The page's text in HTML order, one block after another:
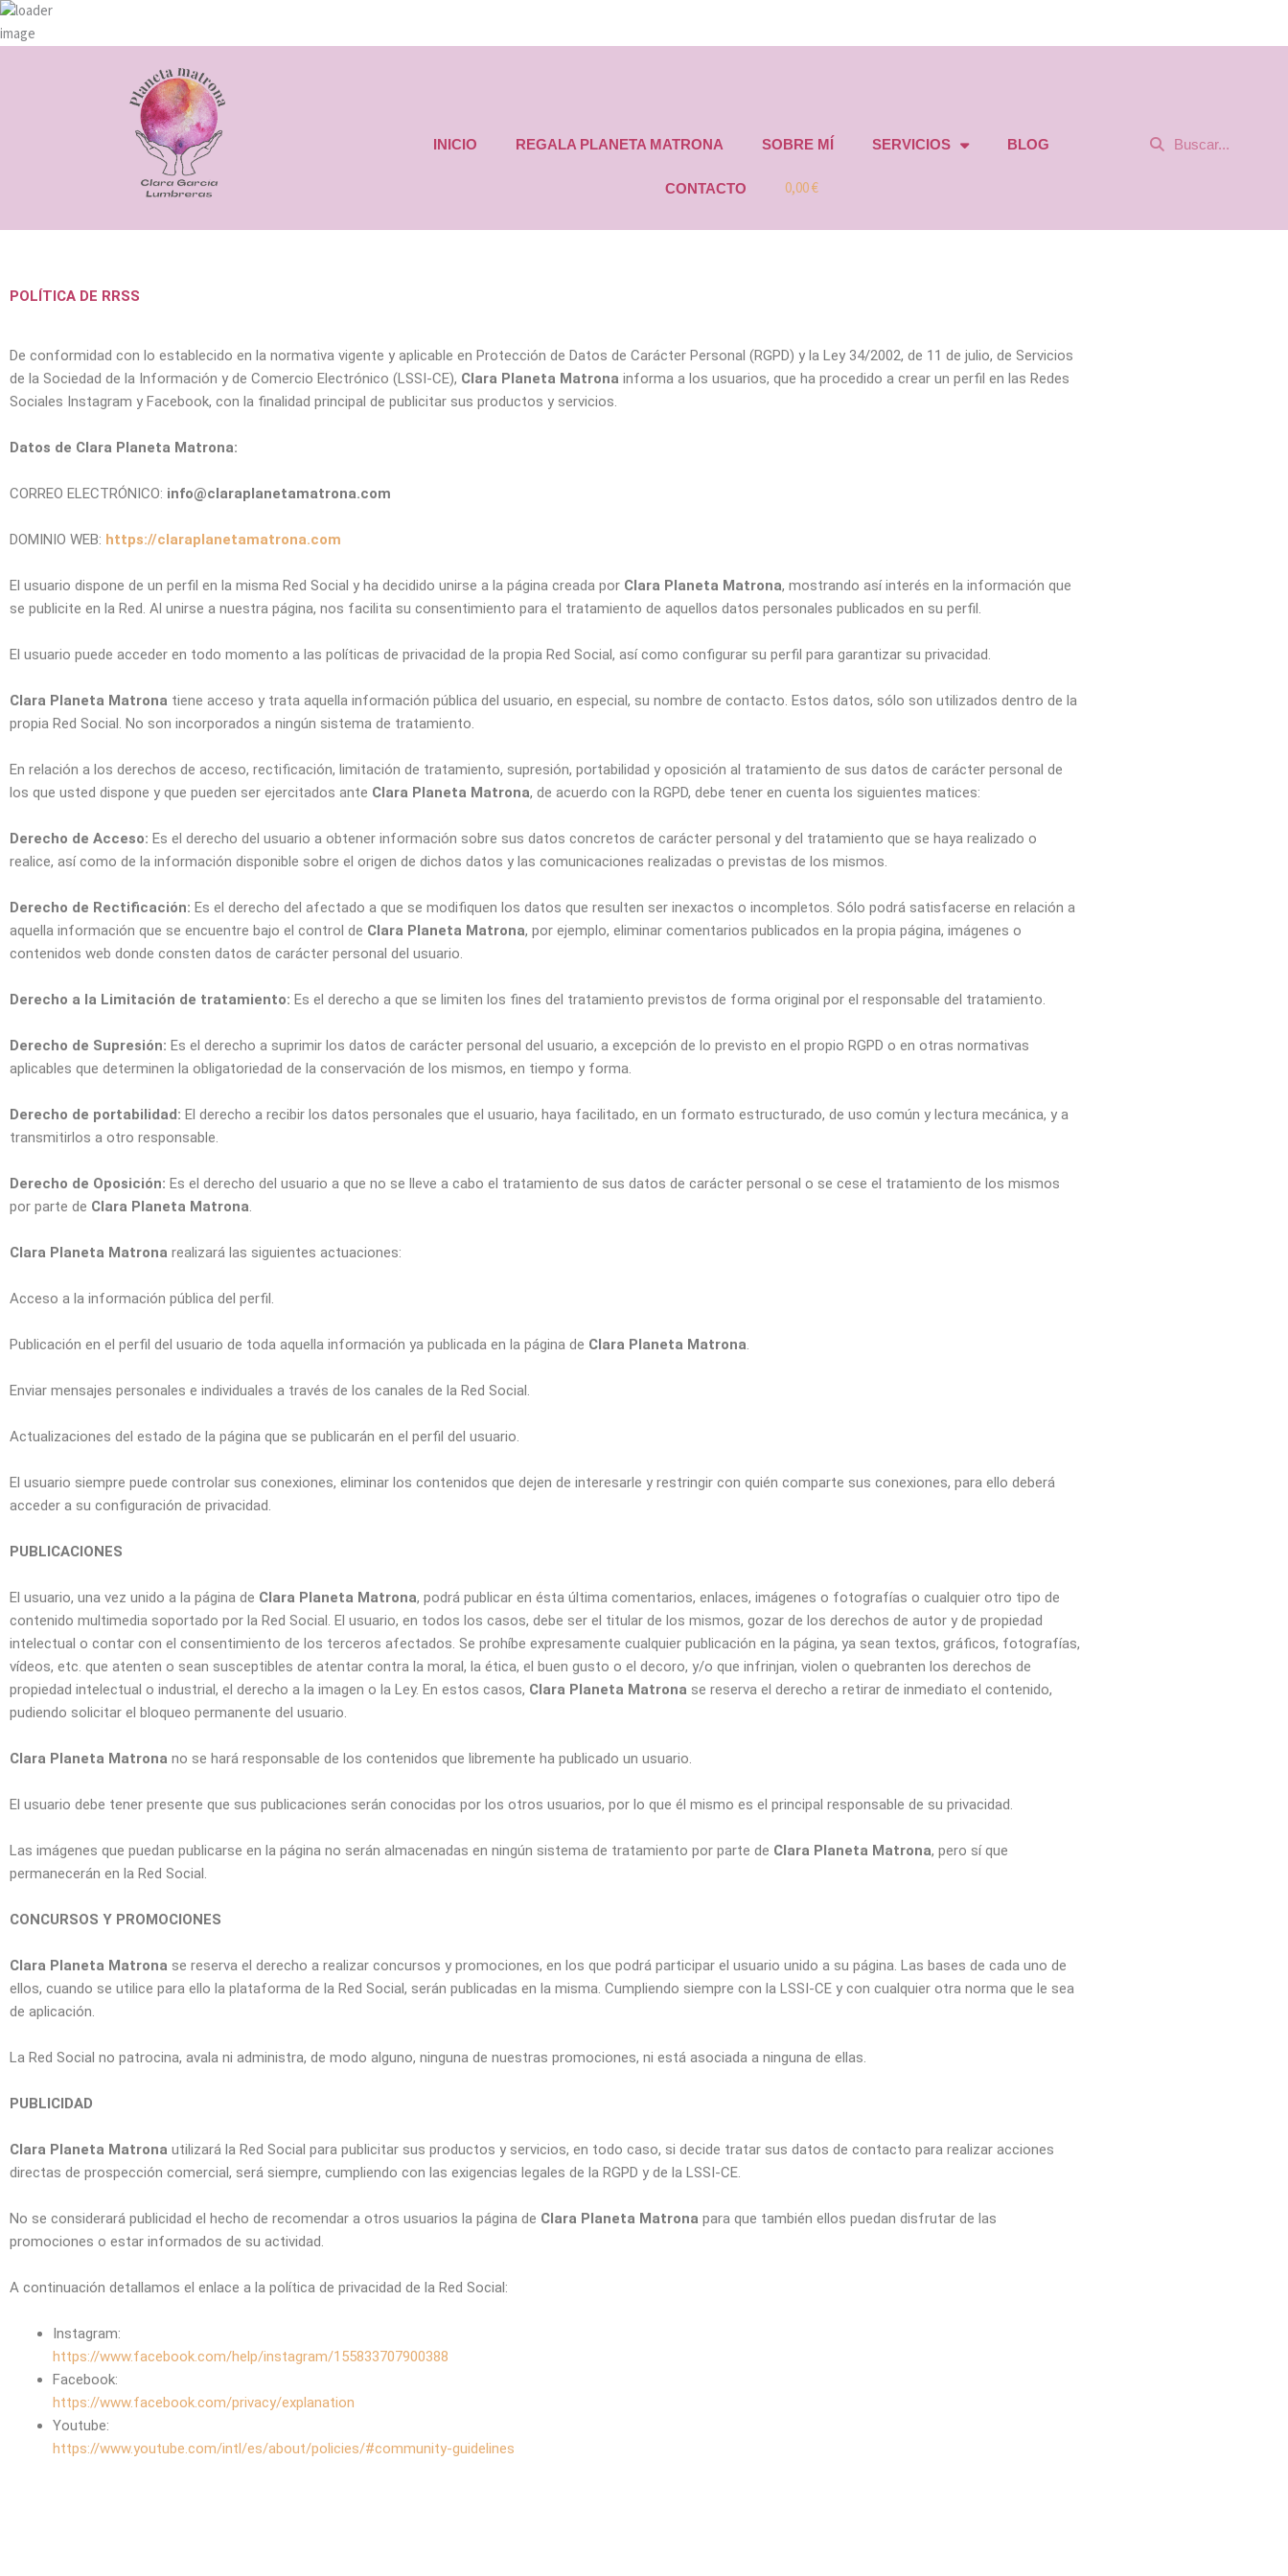
Ir
al
INICIO REGALA PLANETA MATRONA SOBRE MÍ SERVICIOS BLOG
CONTACTO 0,00 €
POLÍTICA DE RRSS
De conformidad con lo establecido en la normativa vigente y aplicable en Protección de Datos de Carácter Personal (RGPD) y la Ley 34/2002, de 11 de julio, de Servicios
de la Sociedad de la Información y de Comercio Electrónico (LSSI-CE), Clara Planeta Matrona informa a los usuarios, que ha procedido a crear un perfil en las Redes
Sociales Instagram y Facebook, con la finalidad principal de publicitar sus productos y servicios.
Datos de Clara Planeta Matrona:
CORREO ELECTRÓNICO: info@claraplanetamatrona.com
DOMINIO WEB: https://claraplanetamatrona.com
El usuario dispone de un perfil en la misma Red Social y ha decidido unirse a la página creada por Clara Planeta Matrona, mostrando así interés en la información que
se publicite en la Red. Al unirse a nuestra página, nos facilita su consentimiento para el tratamiento de aquellos datos personales publicados en su perfil.
El usuario puede acceder en todo momento a las políticas de privacidad de la propia Red Social, así como configurar su perfil para garantizar su privacidad.
Clara Planeta Matrona tiene acceso y trata aquella información pública del usuario, en especial, su nombre de contacto. Estos datos, sólo son utilizados dentro de la
propia Red Social. No son incorporados a ningún sistema de tratamiento.
En relación a los derechos de acceso, rectificación, limitación de tratamiento, supresión, portabilidad y oposición al tratamiento de sus datos de carácter personal de
los que usted dispone y que pueden ser ejercitados ante Clara Planeta Matrona, de acuerdo con la RGPD, debe tener en cuenta los siguientes matices:
Derecho de Acceso: Es el derecho del usuario a obtener información sobre sus datos concretos de carácter personal y del tratamiento que se haya realizado o
realice, así como de la información disponible sobre el origen de dichos datos y las comunicaciones realizadas o previstas de los mismos.
Derecho de Rectificación: Es el derecho del afectado a que se modifiquen los datos que resulten ser inexactos o incompletos. Sólo podrá satisfacerse en relación a
aquella información que se encuentre bajo el control de Clara Planeta Matrona, por ejemplo, eliminar comentarios publicados en la propia página, imágenes o
contenidos web donde consten datos de carácter personal del usuario.
Derecho a la Limitación de tratamiento: Es el derecho a que se limiten los fines del tratamiento previstos de forma original por el responsable del tratamiento.
Derecho de Supresión: Es el derecho a suprimir los datos de carácter personal del usuario, a excepción de lo previsto en el propio RGPD o en otras normativas
aplicables que determinen la obligatoriedad de la conservación de los mismos, en tiempo y forma.
Derecho de portabilidad: El derecho a recibir los datos personales que el usuario, haya facilitado, en un formato estructurado, de uso común y lectura mecánica, y a
transmitirlos a otro responsable.
Derecho de Oposición: Es el derecho del usuario a que no se lleve a cabo el tratamiento de sus datos de carácter personal o se cese el tratamiento de los mismos
por parte de Clara Planeta Matrona.
Clara Planeta Matrona realizará las siguientes actuaciones:
Acceso a la información pública del perfil.
Publicación en el perfil del usuario de toda aquella información ya publicada en la página de Clara Planeta Matrona.
Enviar mensajes personales e individuales a través de los canales de la Red Social.
Actualizaciones del estado de la página que se publicarán en el perfil del usuario.
El usuario siempre puede controlar sus conexiones, eliminar los contenidos que dejen de interesarle y restringir con quién comparte sus conexiones, para ello deberá
acceder a su configuración de privacidad.
PUBLICACIONES
El usuario, una vez unido a la página de Clara Planeta Matrona, podrá publicar en ésta última comentarios, enlaces, imágenes o fotografías o cualquier otro tipo de
contenido multimedia soportado por la Red Social. El usuario, en todos los casos, debe ser el titular de los mismos, gozar de los derechos de autor y de propiedad
intelectual o contar con el consentimiento de los terceros afectados. Se prohíbe expresamente cualquier publicación en la página, ya sean textos, gráficos, fotografías,
vídeos, etc. que atenten o sean susceptibles de atentar contra la moral, la ética, el buen gusto o el decoro, y/o que infrinjan, violen o quebranten los derechos de
propiedad intelectual o industrial, el derecho a la imagen o la Ley. En estos casos, Clara Planeta Matrona se reserva el derecho a retirar de inmediato el contenido,
pudiendo solicitar el bloqueo permanente del usuario.
Clara Planeta Matrona no se hará responsable de los contenidos que libremente ha publicado un usuario.
El usuario debe tener presente que sus publicaciones serán conocidas por los otros usuarios, por lo que él mismo es el principal responsable de su privacidad.
Las imágenes que puedan publicarse en la página no serán almacenadas en ningún sistema de tratamiento por parte de Clara Planeta Matrona, pero sí que
permanecerán en la Red Social.
CONCURSOS Y PROMOCIONES
Clara Planeta Matrona se reserva el derecho a realizar concursos y promociones, en los que podrá participar el usuario unido a su página. Las bases de cada uno de
ellos, cuando se utilice para ello la plataforma de la Red Social, serán publicadas en la misma. Cumpliendo siempre con la LSSI-CE y con cualquier otra norma que le sea
de aplicación.
La Red Social no patrocina, avala ni administra, de modo alguno, ninguna de nuestras promociones, ni está asociada a ninguna de ellas.
PUBLICIDAD
Clara Planeta Matrona utilizará la Red Social para publicitar sus productos y servicios, en todo caso, si decide tratar sus datos de contacto para realizar acciones
directas de prospección comercial, será siempre, cumpliendo con las exigencias legales de la RGPD y de la LSSI-CE.
No se considerará publicidad el hecho de recomendar a otros usuarios la página de Clara Planeta Matrona para que también ellos puedan disfrutar de las
promociones o estar informados de su actividad.
A continuación detallamos el enlace a la política de privacidad de la Red Social:
Instagram:
https://www.facebook.com/help/instagram/155833707900388
Facebook:
https://www.facebook.com/privacy/explanation
Youtube:
https://www.youtube.com/intl/es/about/policies/#community-guidelines